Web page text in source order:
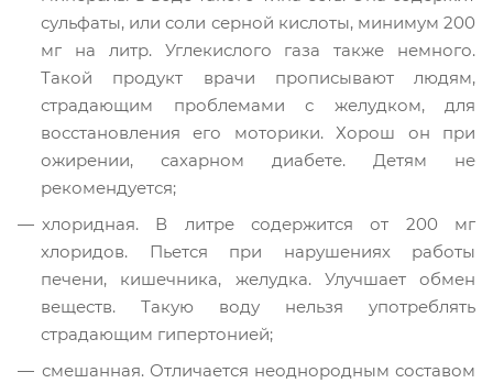
сульфаты, или соли серной кислоты, минимум 200
мг на литр. Углекислого газа также немного.
Такой продукт врачи прописывают людям,
страдающим проблемами с желудком, для
восстановления его моторики. Хорош он при
ожирении, сахарном диабете. Детям не
рекомендуется;
хлоридная. В литре содержится от 200 мг
хлоридов. Пьется при нарушениях работы
печени, кишечника, желудка. Улучшает обмен
веществ. Такую воду нельзя употреблять
страдающим гипертонией;
смешанная. Отличается неоднородным составом